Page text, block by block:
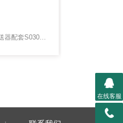
00423927宝德变送器配套S030型在线式接头
在线客服